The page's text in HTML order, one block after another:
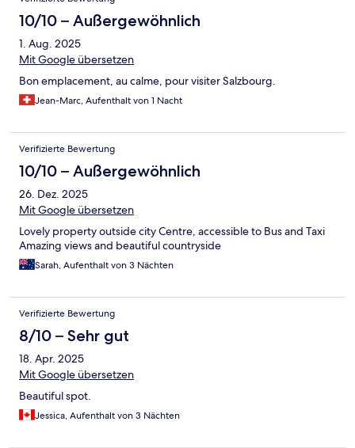
10/10 – Außergewöhnlich
1. Aug. 2025
Mit Google übersetzen
Bon emplacement, au calme, pour visiter Salzbourg.
Jean-Marc, Aufenthalt von 1 Nacht
Verifizierte Bewertung
10/10 – Außergewöhnlich
26. Dez. 2025
Mit Google übersetzen
Lovely property outside city Centre, accessible to Bus and Taxi
Amazing views and beautiful countryside
Sarah, Aufenthalt von 3 Nächten
Verifizierte Bewertung
8/10 – Sehr gut
18. Apr. 2025
Mit Google übersetzen
Beautiful spot.
Jessica, Aufenthalt von 3 Nächten